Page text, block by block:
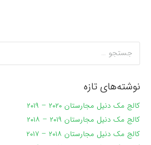
برای:
نوشته‌های تازه
کالج مک دنیل مجارستان ۲۰۲۰ – ۲۰۱۹
کالج مک دنیل مجارستان ۲۰۱۹ – ۲۰۱۸
کالج مک دنیل مجارستان ۲۰۱۸ – ۲۰۱۷